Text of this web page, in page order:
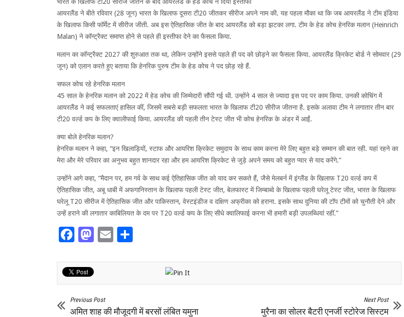
आयरलैंड ने बीते रविवार (28 जून) भारत के खिलाफ दूसरा टी20 जीतकर सीरीज अपने नाम की. यह पहला मौका था कि जब आयरलैंड ने टीम इंडिया
के खिलाफ किसी फॉर्मेट में सीरीज जीती. अब इस ऐतिहासिक जीत के बाद आयरलैंड को बड़ा झटका लगा. टीम के हेड कोच हेनरिक मलान (Heinrich
Malan) ने कॉन्ट्रैक्ट समाप्त होने से पहले ही इस्तीफा देने का फैसला किया.
मलान का कॉन्ट्रैक्ट 2027 की शुरुआत तक था, लेकिन उन्होंने इससे पहले ही पद को छोड़ने का फैसला किया. आयरलैंड क्रिकेट बोर्ड ने सोमवार (29
जून) को एलान करते हुए बताया कि हेनरिक पुरुष टीम के हेड कोच ने पद छोड़ रहे हैं.
सफल कोच रहे हेनरिक मलान
45 साल के हेनरिक मलान को 2022 में हेड कोच की जिम्मेदारी सौंपी गई थी. उन्होंने 4 साल से ज्यादा इस पद पर काम किया. उनकी कोचिंग में
आयरलैंड ने कई सफलताएं हासिल कीं, जिसमें सबसे बड़ी सफलता भारत के खिलाफ टी20 सीरीज जीतना है. इसके अलावा टीम ने लगातार तीन बार
टी20 वर्ल्ड कप के लिए क्वालीफाई किया. आयरलैंड की पहली तीन टेस्ट जीत भी कोच हेनरिक के अंडर में आईं.
क्या बोले हेनरिक मलान?
हेनरिक मलान ने कहा, “इन खिलाड़ियों, स्टाफ और आयरिश क्रिकेट समुदाय के साथ काम करना मेरे लिए बहुत बड़े सम्मान की बात रही. यहां रहने का
मेरा और मेरे परिवार का अनुभव बहुत शानदार रहा और हम आयरिश क्रिकेट से जुड़े अपने समय को बहुत प्यार से याद करेंगे.”
उन्होंने आगे कहा, “मैदान पर, हम गर्व के साथ कई ऐतिहासिक जीत को याद कर सकते हैं, जैसे मेलबर्न में इंग्लैंड के खिलाफ T20 वर्ल्ड कप में
ऐतिहासिक जीत, अबू धाबी में अफगानिस्तान के खिलाफ पहली टेस्ट जीत, बेलफास्ट में जिम्बाब्वे के खिलाफ पहली घरेलू टेस्ट जीत, भारत के खिलाफ
घरेलू T20 सीरीज में ऐतिहासिक जीत और पाकिस्तान, वेस्टइंडीज व दक्षिण अफ्रीका को हराना. इसके साथ दुनिया की टॉप टीमों को चुनौती देने और
उन्हें हराने की लगातार काबिलियत के दम पर T20 वर्ल्ड कप के लिए सीधे क्वालिफाई करना भी हमारी बड़ी उपलब्धियां रहीं.”
Facebook
Mastodon
Email
Previous Post
अमित शाह की मौजूदगी में बरसों लंबित यमुना
Next Post
मुरैना का सोलर बैटरी एनर्जी स्टोरेज सिस्टम